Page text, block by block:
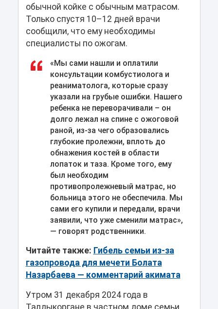
обычной койке с обычным матрасом.
Только спустя 10–12 дней врачи
сообщили, что ему необходимы
специалисты по ожогам.
«Мы сами нашли и оплатили
консультации комбустиолога и
реаниматолога, которые сразу
указали на грубые ошибки. Нашего
ребенка не переворачивали – он
долго лежал на спине с ожоговой
раной, из-за чего образовались
глубокие пролежни, вплоть до
обнажения костей в области
лопаток и таза. Кроме того, ему
был необходим
противопролежневый матрас, но
больница этого не обеспечила. Мы
сами его купили и передали, врачи
заявили, что уже сменили матрас»,
— говорят родственники.
Читайте также: Гибель семьи из-за
газопровода для мечети Болата
Назарбаева — комментарий акимата
Утром 31 декабря 2024 года в
Талдыкоргане в частном доме семьи